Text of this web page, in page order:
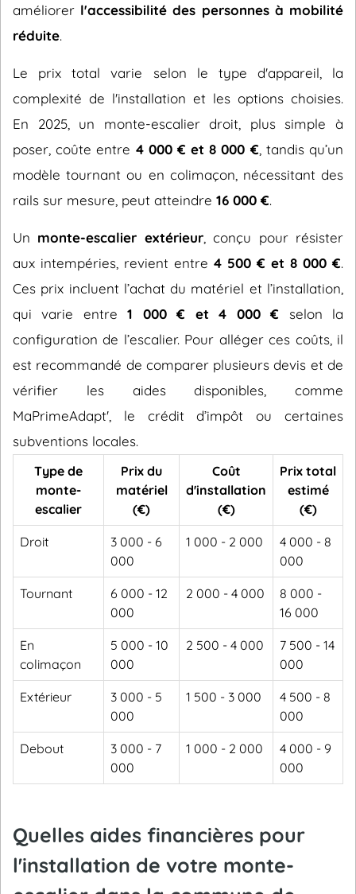
améliorer l'accessibilité des personnes à mobilité
réduite.
Le prix total varie selon le type d'appareil, la
complexité de l'installation et les options choisies.
En 2025, un monte-escalier droit, plus simple à
poser, coûte entre 4 000 € et 8 000 € , tandis qu’un
modèle tournant ou en colimaçon, nécessitant des
rails sur mesure, peut atteindre 16 000 €.
Un monte-escalier extérieur, conçu pour résister
aux intempéries, revient entre 4 500 € et 8 000 €.
Ces prix incluent l’achat du matériel et l’installation,
qui varie entre1 000 € et 4 000 € selon la
configuration de l’escalier. Pour alléger ces coûts, il
est recommandé de comparer plusieurs devis et de
vérifier les aides disponibles, comme
MaPrimeAdapt', le crédit d’impôt ou certaines
subventions locales.
Type de
monte-
escalier
Prix du
matériel
(€)
Coût
d'installation
(€)
Prix total
estimé
(€)
Droit
3 000 - 6
000
1 000 - 2 000
4 000 - 8
000
Tournant
6 000 - 12
000
2 000 - 4 000
8 000 -
16 000
En
colimaçon
5 000 - 10
000
2 500 - 4 000
7 500 - 14
000
Extérieur
3 000 - 5
000
1 500 - 3 000
4 500 - 8
000
Debout
3 000 - 7
000
1 000 - 2 000
4 000 - 9
000
Quelles aides financières pour
l'installation de votre monte-